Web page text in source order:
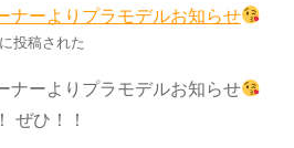
ナーよりプラモデルお知らせ
投稿された
ナーよりプラモデルお知らせ
ぜひ！！